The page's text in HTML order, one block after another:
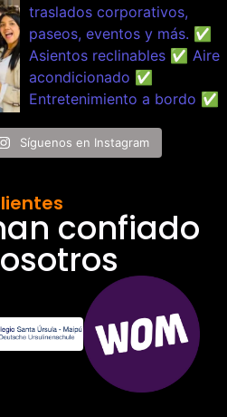
Síguenos en Instagram
confiado